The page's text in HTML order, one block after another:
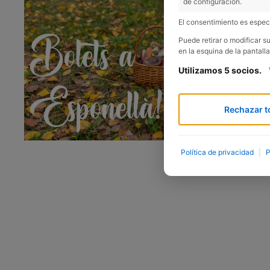
El consentimiento es
Puede retirar o modificar
en la esquina de la
Utilizamos 5 socios.
Rechazar
Política de privacidad